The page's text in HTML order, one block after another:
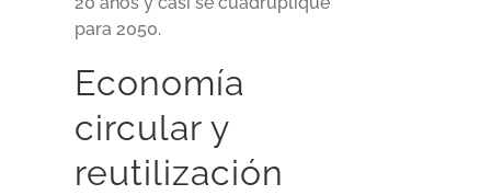
para 2050.
Economía
circular y
reutilización